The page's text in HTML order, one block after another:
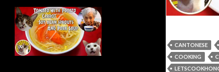
CANTONESE
COOKING